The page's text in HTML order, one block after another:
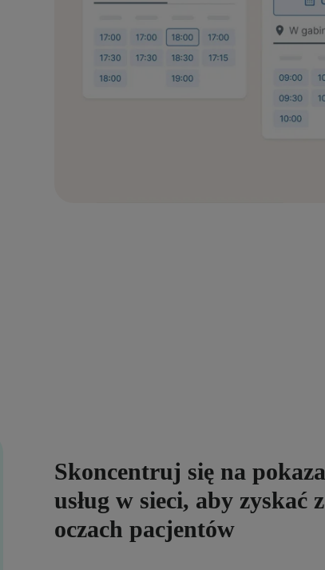
Skoncentruj się na
usług w sieci, aby zyskać
oczach pacjentów